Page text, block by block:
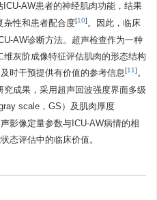
ICU-AW患者的神经肌肉功能，结果
杂性和患者配合度[10]。因此，临床
AW诊断方法。超声检查作为一种
灰阶成像特征评估肌肉的形态结构
时干预提供有价值的参考信息[11]。
成果，采用超声回波强度界面多级
scale，GS）及肌肉厚度
影像定量参数与ICU-AW病情的相
态评估中的临床价值。